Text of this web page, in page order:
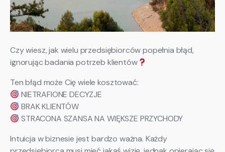
Czy wiesz, jak wielu przedsiębiorców popełnia błąd,
ignorując badania potrzeb klientów
Ten błąd może Cię wiele kosztować:
NIETRAFIONE DECYZJE
BRAK KLIENTÓW
STRACONA SZANSA NA WIĘKSZE PRZYCHODY
Intuicja w biznesie jest bardzo ważna. Każdy